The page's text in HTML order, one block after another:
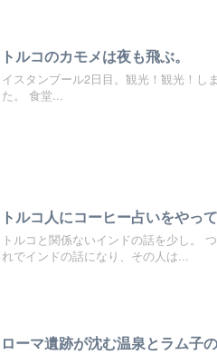
トルコのカモメは夜も飛ぶ。
イスタンブール2日目。観光！観光！し
た。 食堂...
トルコ人にコーヒー占いをやっ
トルコと関係ないインドの話を少し。
れでインドの話になり、その人は...
ローマ遺跡が沈む温泉とラム子